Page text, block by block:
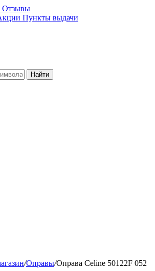
Отзывы
Пункты выдачи
Найти
/Оправы/Оправа Celine 50122F 052